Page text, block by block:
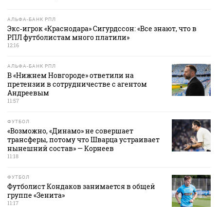
АЛЬФА-БАНК РПЛ
Экс‑игрок «Краснодара» Сигурдссон: «Все знают, что в
РПЛ футболистам много платили»
12:16
АЛЬФА-БАНК РПЛ
В «Нижнем Новгороде» ответили на
претензии в сотрудничестве с агентом
Андреевым
11:57
ФУТБОЛ
«Возможно, «Динамо» не совершает
трансферы, потому что Шварца устраивает
нынешний состав» — Корнеев
11:18
ФУТБОЛ
Футболист Кондаков занимается в общей
группе «Зенита»
11:17